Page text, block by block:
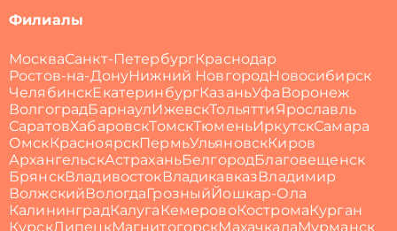
Филиалы
МоскваСанкт-ПетербургКраснодар
Ростов-на-ДонуНижний НовгородНовосибирск
ЧелябинскЕкатеринбургКазаньУфа Воронеж
ВолгоградБарнаулИжевскТольяттиЯрославль
СаратовХабаровскТомскТюменьИркутскСамара
ОмскКрасноярскПермьУльяновскКиров
АрхангельскАстраханьБелгородБлаговещенск
БрянскВладивостокВладикавказВладимир
ВолжскийВологдаГрозныйЙошкар-Ола
КалининградКалуга КемеровоКостромаКурган
КурскЛипецкМагнитогорскМахачкалаМурманск